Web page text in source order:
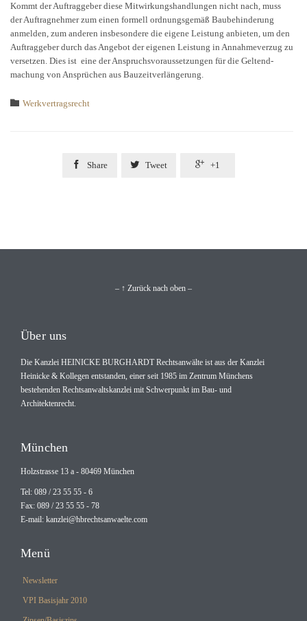
Kommt der Auftraggeber diese Mitwirkungshandlungen nicht nach, muss
der Auftragnehmer zum einen formell ordnungsgemäß Baubehinderung
anmelden, zum anderen insbesondere die eigene Leistung anbieten, um den
Auftraggeber durch das Angebot der eigenen Leistung in Annahmeverzug zu
versetzen. Dies ist eine der Anspruchsvoraussetzungen für die Geltend-
machung von Ansprüchen aus Bauzeitverlängerung.
 Category
Werkvertragsrecht
 Share  Tweet  +1
– ↑ Zurück nach oben –
Über uns
Die Kanzlei HEINICKE BURGHARDT Rechtsanwälte ist aus der Kanzlei
Heinicke & Kollegen entstanden, einer seit 1985 im Zentrum Münchens
bestehenden Rechtsanwaltskanzlei mit Schwerpunkt im Bau- und
Architektenrecht.
München
Holzstrasse 13 a - 80469 München
Tel: 089 / 23 55 55 - 6
Fax: 089 / 23 55 55 - 78
E-mail: kanzlei@hbrechtsanwaelte.com
Menü
Newsletter
VPI Basisjahr 2010